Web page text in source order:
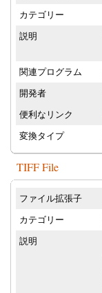
カテゴリー
説明
関連プログラム
開発者
便利なリンク
変換タイプ
TIFF File
ファイル拡張子
カテゴリー
説明